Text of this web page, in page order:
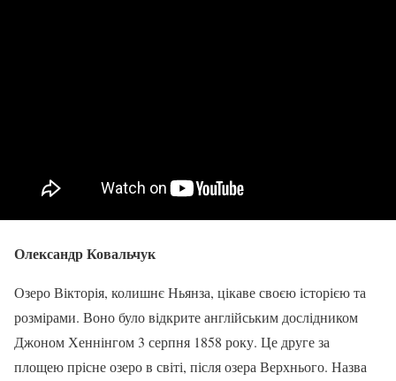
Олександр Ковальчук
Озеро Вікторія, колишнє Ньянза, цікаве своєю історією та
розмірами. Воно було відкрите англійським дослідником
Джоном Хеннінгом 3 серпня 1858 року. Це друге за
площею прісне озеро в світі, після озера Верхнього. Назва